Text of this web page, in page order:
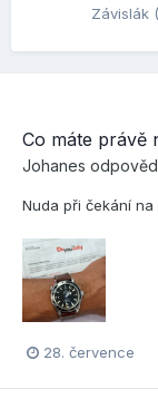
Závislák
Co máte právě
Johanes
Nuda při čekání na
28. července